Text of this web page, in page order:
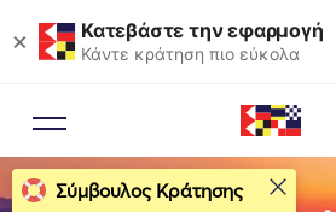
× Κατεβάστε την εφαρμογή
Κάντε κράτηση πιο εύκολα
Σύμβουλος Κράτησης